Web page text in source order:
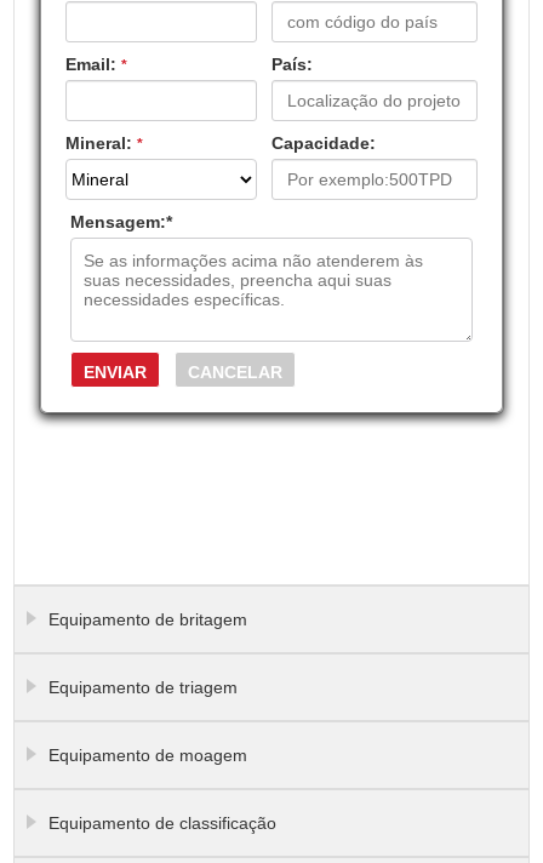
Email:* País:
Mineral:* Capacidade:
Mensagem:*
Equipamento de britagem
Equipamento de triagem
Equipamento de moagem
Equipamento de classificação